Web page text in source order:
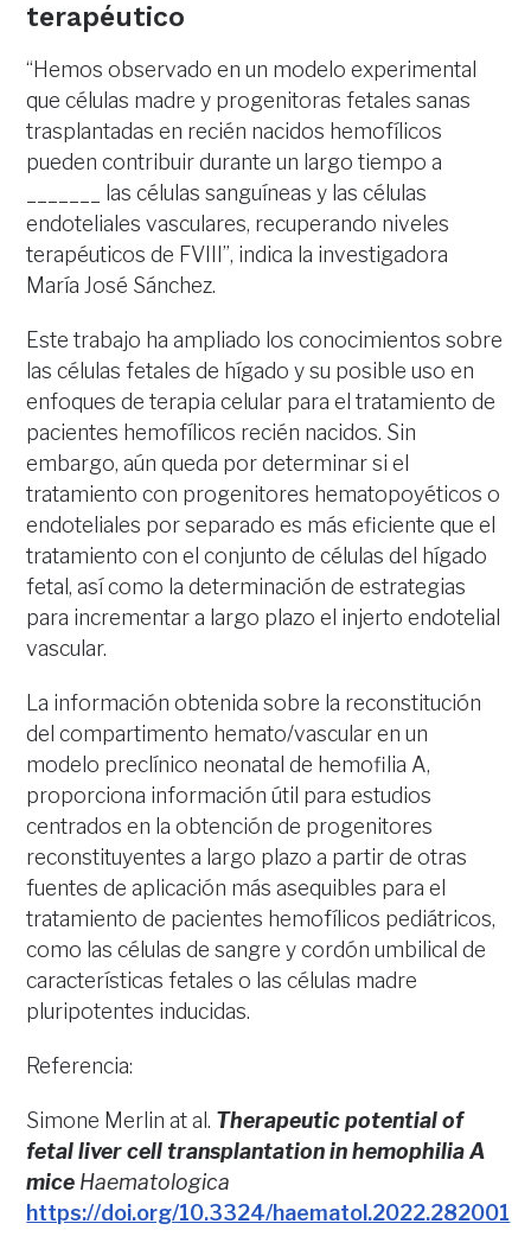
terapéutico
“Hemos observado en un modelo experimental
que células madre y progenitoras fetales sanas
trasplantadas en recién nacidos hemofílicos
pueden contribuir durante un largo tiempo a
_______ las células sanguíneas y las células
endoteliales vasculares, recuperando niveles
terapéuticos de FVIII”, indica la investigadora
María José Sánchez.
Este trabajo ha ampliado los conocimientos sobre
las células fetales de hígado y su posible uso en
enfoques de terapia celular para el tratamiento de
pacientes hemofílicos recién nacidos. Sin
embargo, aún queda por determinar si el
tratamiento con progenitores hematopoyéticos o
endoteliales por separado es más eficiente que el
tratamiento con el conjunto de células del hígado
fetal, así como la determinación de estrategias
para incrementar a largo plazo el injerto endotelial
vascular.
La información obtenida sobre la reconstitución
del compartimento hemato/vascular en un
modelo preclínico neonatal de hemofilia A,
proporciona información útil para estudios
centrados en la obtención de progenitores
reconstituyentes a largo plazo a partir de otras
fuentes de aplicación más asequibles para el
tratamiento de pacientes hemofílicos pediátricos,
como las células de sangre y cordón umbilical de
características fetales o las células madre
pluripotentes inducidas.
Referencia:
Simone Merlin at al. Therapeutic potential of
fetal liver cell transplantation in hemophilia A
mice Haematologica
https://doi.org/10.3324/haematol.2022.282001